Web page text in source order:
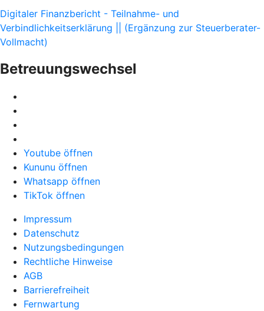
Digitaler Finanzbericht - Teilnahme- und
Verbindlichkeitserklärung || (Ergänzung zur Steuerberater-
Vollmacht)
Betreuungswechsel
Youtube öffnen
Kununu öffnen
Whatsapp öffnen
TikTok öffnen
Impressum
Datenschutz
Nutzungsbedingungen
Rechtliche Hinweise
AGB
Barrierefreiheit
Fernwartung